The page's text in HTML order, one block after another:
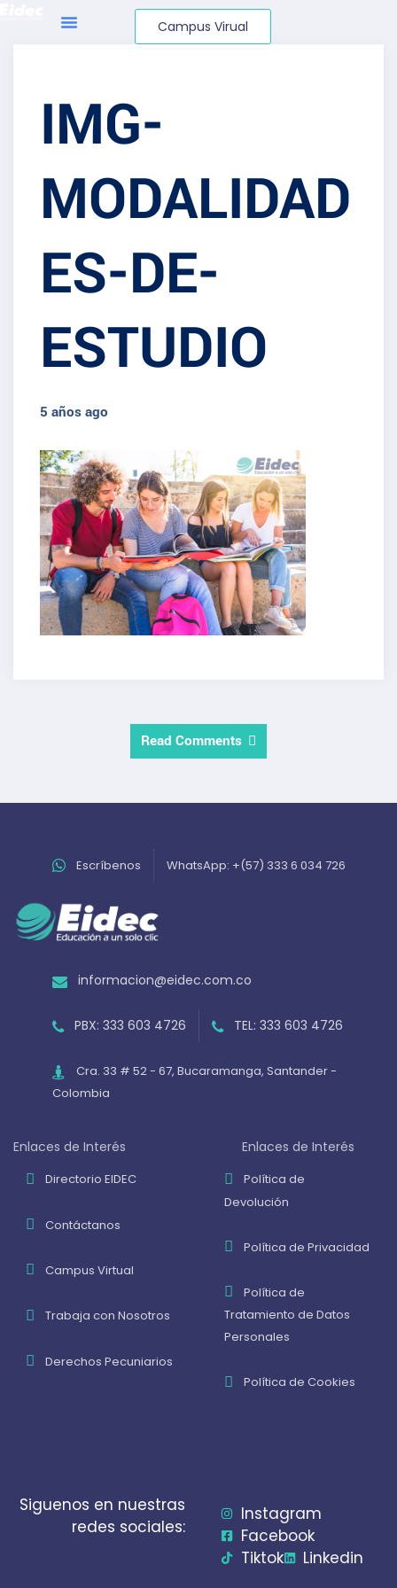
Campus Virual
IMG-
MODALIDAD
ES-DE-
ESTUDIO
5 años ago
Read Comments
Escríbenos WhatsApp: +(57) 333 6 034 726
informacion@eidec.com.co
PBX: 333 603 4726 TEL: 333 603 4726
Cra. 33 # 52 - 67, Bucaramanga, Santander -
Colombia
Enlaces de Interés
Directorio EIDEC
Contáctanos
Campus Virtual
Trabaja con Nosotros
Derechos Pecuniarios
Enlaces de Interés
Política de
Devolución
Política de Privacidad
Política de
Tratamiento de Datos
Personales
Política de Cookies
Siguenos en nuestras
redes sociales:
Instagram
Facebook
Tiktok
Linkedin